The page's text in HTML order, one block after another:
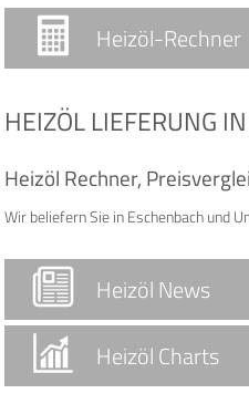
Heizöl-Rechner
HEIZÖL LIEFERUNG
Heizöl Rechner,
Wir beliefern Sie in Eschenbach und
Heizöl News
Heizöl Charts